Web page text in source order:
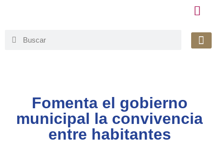
Fomenta el gobierno
municipal la convivencia
entre habitantes